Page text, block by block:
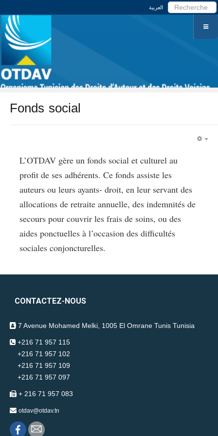
العربية
Fonds social
L’OTDAV gère un fonds social et culturel au
profit de ses adhérents. Ce fonds assiste les
auteurs ou leurs ayants- droit, en leur servant des
allocations de retraite annuelle, des indemnités de
secours pour couvrir les frais de soins, ou des
aides ponctuelles à l’occasion des difficultés
sociales conjoncturelles.
CONTACTEZ-NOUS
7 Avenue Mohamed Melki, 1005 El Omrane Tunis Tunisia
+216 71 957 115
+216 71 957 102
+216 71 957 109
+216 71 957 097
+ 216 71 957 083
otdav@otdav.tn